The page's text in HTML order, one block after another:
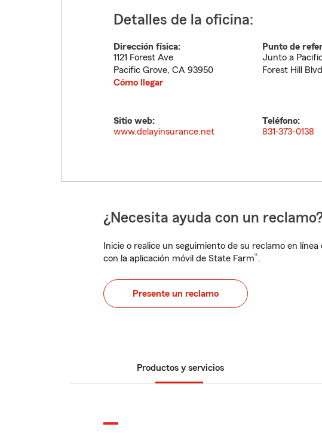
Detalles de la oficina:
Dirección física:
1121 Forest Ave
Pacific Grove, CA 93950
Cómo llegar
Punto de
Junto a
Forest Hill Blvd
Sitio web:
www.delayinsurance.net
Teléfono:
831-373-0138
¿Necesita ayuda con un
Inicie o realice un seguimiento de su reclamo en línea
con la aplicación móvil de State Farm®.
Presente un reclamo
Productos y servicios